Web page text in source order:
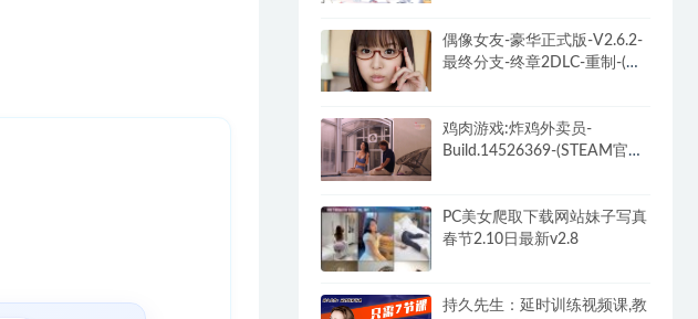
偶像女友-豪华正式版-V2.6.2-
最终分支-终章2DLC-重制-(官
鸡肉游戏:炸鸡外卖员-
Build.14526369-(STEAM官中
PC美女爬取下载网站妹子写真
春节2.10日最新v2.8
持久先生：延时训练视频课,教